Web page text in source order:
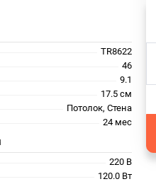
TR8622
46
9.1
17.5 см
Потолок, Стена
24 меc
220 В
120.0 Вт